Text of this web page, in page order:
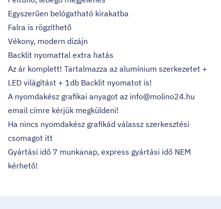
Egyszerűen belógatható kirakatba
Falra is rögzíthető
Vékony, modern dizájn
Backlit nyomattal extra hatás
Az ár komplett! Tartalmazza az alumínium szerkezetet +
LED világítást + 1db Backlit nyomatot is!
A nyomdakész grafikai anyagot az info@molino24.hu
email címre kérjük megküldeni!
Ha nincs nyomdakész grafikád válassz szerkesztési
csomagot itt
Gyártási idő 7 munkanap, express gyártási idő NEM
kérhető!